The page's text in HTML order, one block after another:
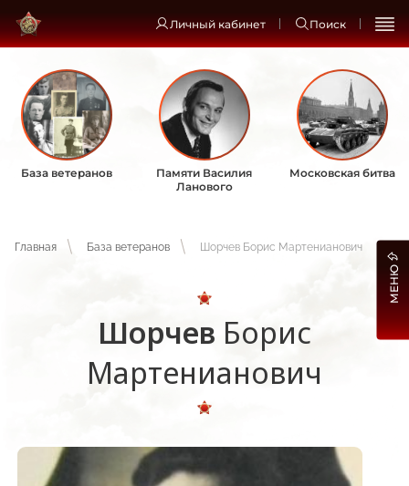
Личный кабинет Поиск
База ветеранов
Памяти Василия
Ланового
Московская битва
Главная База ветеранов Шорчев Борис Мартенианович
Шорчев Борис
Мартенианович
МЕНЮ